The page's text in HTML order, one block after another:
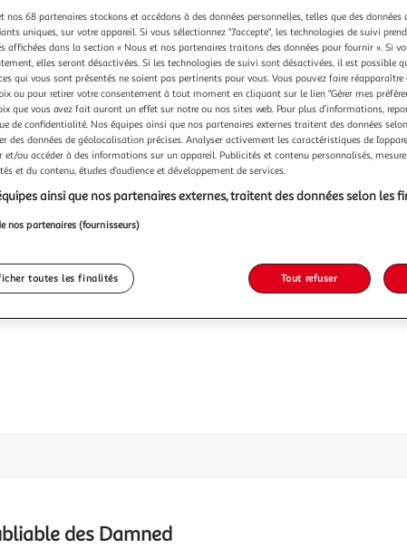
des Damned
nos 68 partenaires stockons et accédons à des données personnelles, telles que des
uniques, sur votre appareil. Si vous sélectionnez "J'accepte", les technologies de suivi
affichées dans la section « Nous et nos partenaires traitons des données pour fournir ». Si
elles seront désactivées. Si les technologies de suivi sont désactivées, il est possible
qui vous sont présentés ne soient pas pertinents pour vous. Vous pouvez faire
ou pour retirer votre consentement à tout moment en cliquant sur le lien "Gérer mes
que vous avez fait auront un effet sur notre ou nos sites web. Pour plus d’informations,
de confidentialité. Nos équipes ainsi que nos partenaires externes traitent des données
des données de géolocalisation précises. Analyser activement les caractéristiques de
et/ou accéder à des informations sur un appareil. Publicités et contenu personnalisés,
et du contenu, études d’audience et développement de services.
ainsi que nos partenaires externes, traitent des données selon les
nos partenaires (fournisseurs)
toutes les finalités Tout refuser